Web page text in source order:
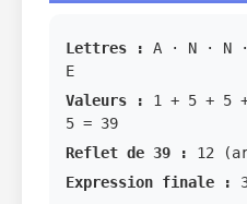
Lettres :
A · N · N
E
Valeurs :
1 + 5 + 5
5 = 39
Reflet de 39 :
12
Expression finale :